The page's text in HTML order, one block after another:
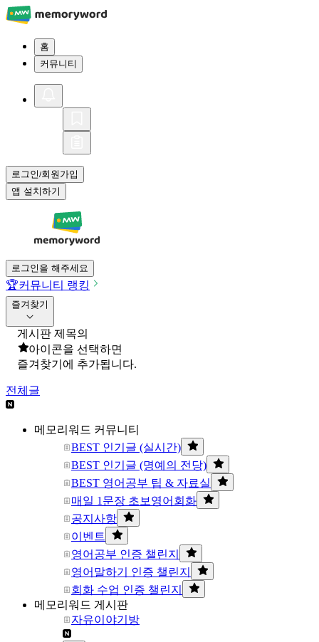
홈
커뮤니티
로그인/회원가입
앱 설치하기
로그인을 해주세요
🏆커뮤니티 랭킹
즐겨찾기
게시판 제목의
아이콘을 선택하면
즐겨찾기에 추가됩니다.
전체글
메모리워드 커뮤니티
BEST 인기글 (실시간)
BEST 인기글 (명예의 전당)
BEST 영어공부 팁 & 자료실
매일 1문장 초보영어회화
공지사항
이벤트
영어공부 인증 챌린지
영어말하기 인증 챌린지
회화 수업 인증 챌린지
메모리워드 게시판
자유이야기방